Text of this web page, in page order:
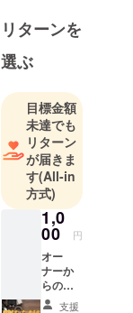
リターンを
選ぶ
目標金額
未達でも
リターン
が届きま
す(All-in
方式)
1,0
00 円
オー
ナーか
らのあ
りがと
支援